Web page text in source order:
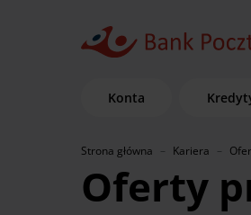
Konta
Strona główna Kariera
Oferty